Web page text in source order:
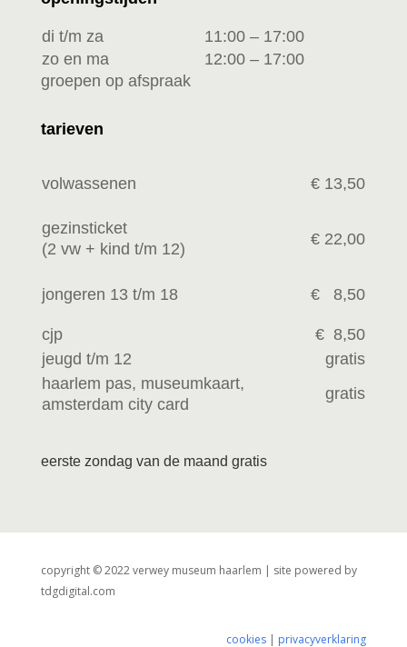
di t/m za
11:00 – 17:00
zo en ma
12:00 – 17:00
groepen op afspraak
tarieven
volwassenen € 13,50
gezinsticket
(2 vw + kind t/m 12)
€ 22,00
jongeren 13 t/m 18 € 8,50
cjp
€ 8,50
jeugd t/m 12
gratis
haarlem pas, museumkaart,
amsterdam city card
gratis
eerste zondag van de maand gratis
copyright © 2022 verwey museum haarlem | site powered by
tdgdigital.com
cookies privacyverklaring